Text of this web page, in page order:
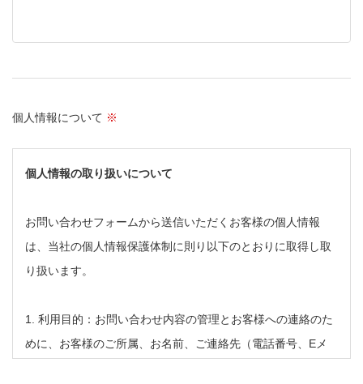
個人情報について ※
個人情報の取り扱いについて
お問い合わせフォームから送信いただくお客様の個人情報
は、当社の個人情報保護体制に則り以下のとおりに取得し取
り扱います。
1. 利用目的：お問い合わせ内容の管理とお客様への連絡のた
めに、お客様のご所属、お名前、ご連絡先（電話番号、Eメ